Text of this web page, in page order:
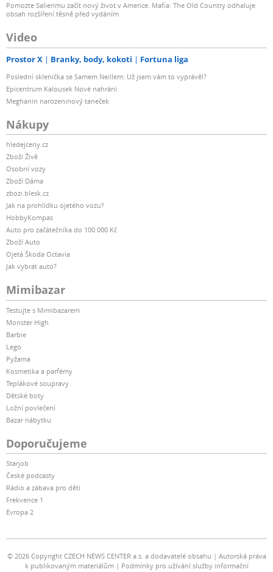
Pomozte Salierimu začít nový život v Americe. Mafia: The Old Country odhaluje
obsah rozšíření těsně před vydáním
Video
Prostor X Branky, body, kokoti Fortuna liga
Poslední sklenička se Samem Neillem: Už jsem vám to vyprávěl?
Epicentrum Kalousek Nové nahrání
Meghanin narozeninový taneček
Nákupy
hledejceny.cz
Zboží Živě
Osobní vozy
Zboží Dáma
zbozi.blesk.cz
Jak na prohlídku ojetého vozu?
HobbyKompas
Auto pro začátečníka do 100 000 Kč
Zboží Auto
Ojetá Škoda Octavia
Jak vybrat auto?
Mimibazar
Testujte s Mimibazarem
Monster High
Barbie
Lego
Pyžama
Kosmetika a parfémy
Teplákové soupravy
Dětské boty
Ložní povlečení
Bazar nábytku
Doporučujeme
Starjob
České podcasty
Rádio a zábava pro děti
Frekvence 1
Evropa 2
© 2026 Copyright CZECH NEWS CENTER a.s. a dodavatelé obsahu
Autorská práva
k publikovaným materiálům
Podmínky pro užívání služby informační